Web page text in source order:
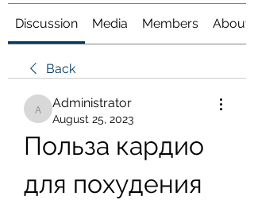
Discussion Media Members About
Back
Administrator
Administrator
August 25, 2023
Польза кардио
для похудения